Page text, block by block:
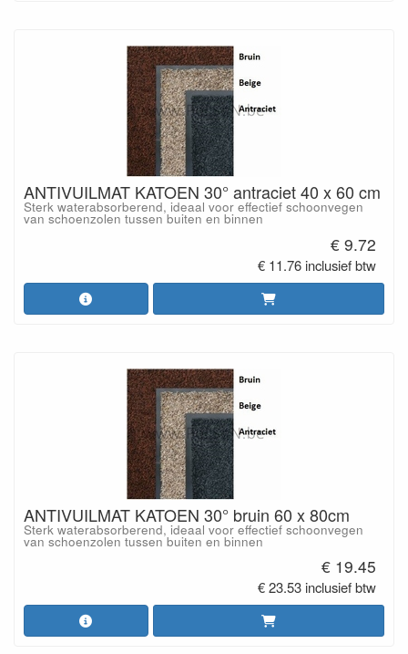
ANTIVUILMAT KATOEN 30° antraciet 40 x 60 cm
Sterk waterabsorberend, ideaal voor effectief schoonvegen
van schoenzolen tussen buiten en binnen
€ 9.72
€ 11.76 inclusief btw
ANTIVUILMAT KATOEN 30° bruin 60 x 80cm
Sterk waterabsorberend, ideaal voor effectief schoonvegen
van schoenzolen tussen buiten en binnen
€ 19.45
€ 23.53 inclusief btw